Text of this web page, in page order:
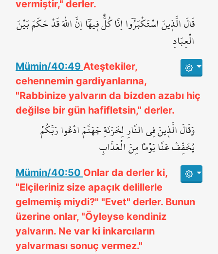
vermiştir," derler.
قَالَ الَّذ۪ينَ اسْتَكْبَرُٓوا اِنَّا كُلٌّ ف۪يهَٓا اِنَّ اللّٰهَ قَدْ حَكَمَ بَيْنَ
الْعِبَادِ
Mümin/40:49 Ateştekiler,
cehennemin gardiyanlarına,
"Rabbinize yalvarın da bizden azabı hiç
değilse bir gün hafifletsin," derler.
وَقَالَ الَّذ۪ينَ فِي النَّارِ لِخَزَنَةِ جَهَنَّمَ ادْعُوا رَبَّكُمْ
يُخَفِّفْ عَنَّا يَوْماً مِنَ الْعَذَابِ
Mümin/40:50 Onlar da derler ki,
"Elçileriniz size apaçık delillerle
gelmemiş miydi?" "Evet" derler. Bunun
üzerine onlar, "Öyleyse kendiniz
yalvarın. Ne var ki inkarcıların
yalvarması sonuç vermez."